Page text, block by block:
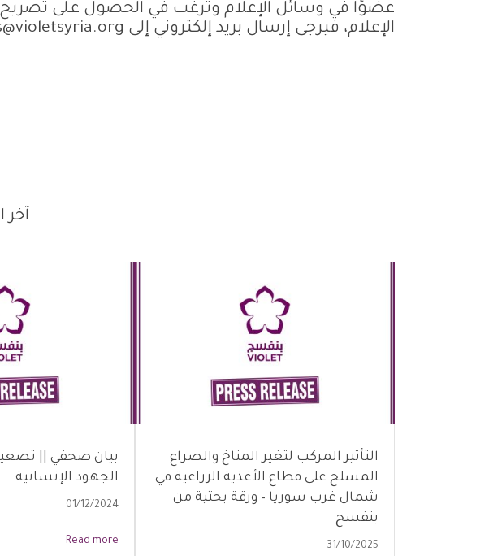
عضوًا في وسائل الإعلام وترغب في الحصول على
الإعلام، فيرجى إرسال بريد إلكتروني إلى
آخر
التأثير المركب لتغير المناخ والصراع
المسلح على قطاع الأغذية الزراعية في
شمال غرب سوريا – ورقة بحثية من
بنفسج
31/10/2025
بيان صحفي ||
الجهود الإنسانية
01/12/2024
Read more